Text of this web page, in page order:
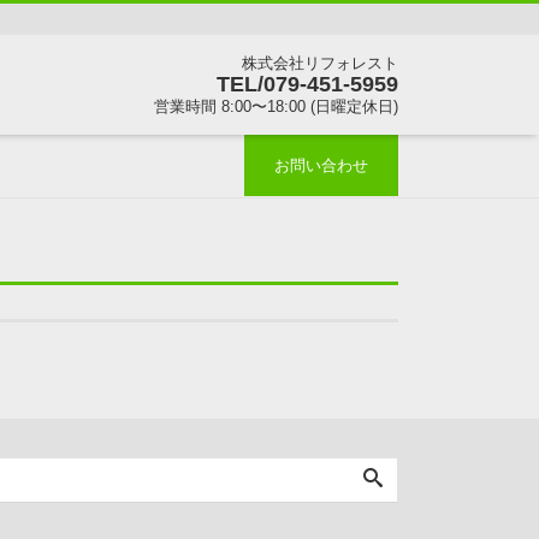
株式会社リフォレスト
TEL/079-451-5959
営業時間 8:00〜18:00 (日曜定休日)
お問い合わせ